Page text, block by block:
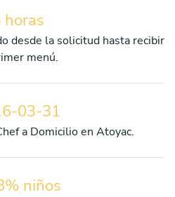
horas
desde la solicitud hasta recibir
menú.
03-31
a Domicilio en Atoyac.
niños